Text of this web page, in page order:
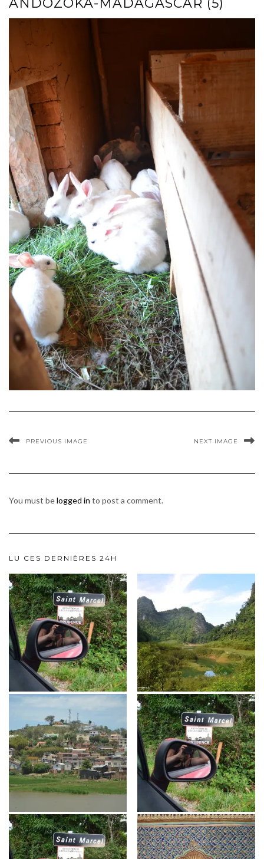
ANDOZOKA-MADAGASCAR (5)
PREVIOUS IMAGE NEXT IMAGE
You must belogged in to post a comment.
LU CES DERNIÈRES 24H